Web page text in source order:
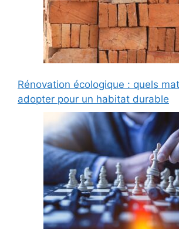
Rénovation écologique : quels
adopter pour un habitat durable